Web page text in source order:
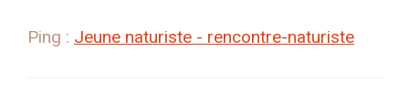
Ping : Jeune naturiste - rencontre-naturiste